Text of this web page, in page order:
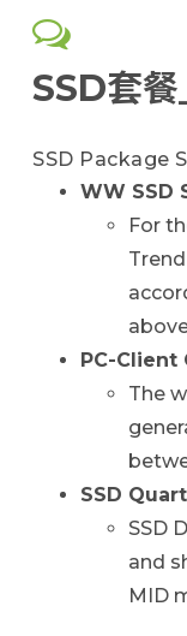
SSD套餐
SSD Package
WW SSD
For
PC-Client
The
SSD
SSD
and
MID
金
聯絡我們
產業數據